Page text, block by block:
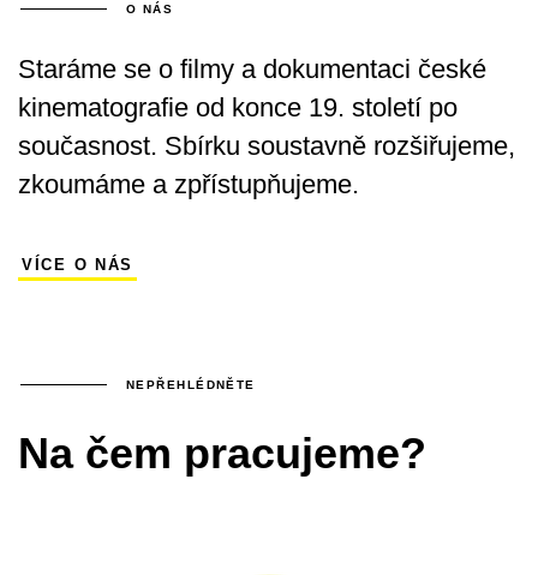
O NÁS
Staráme se o filmy a dokumentaci české
kinematografie od konce 19. století po
současnost. Sbírku soustavně rozšiřujeme,
zkoumáme a zpřístupňujeme.
VÍCE O NÁS
NEPŘEHLÉDNĚTE
Na čem pracujeme?